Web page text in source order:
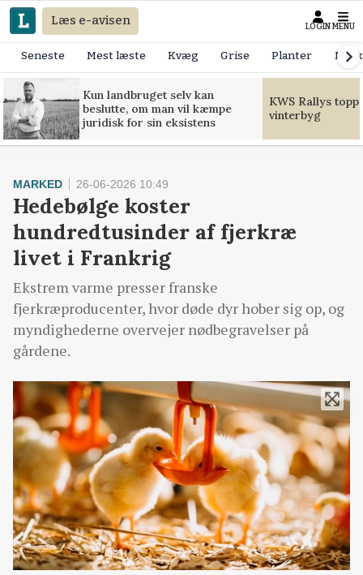
Læs e-avisen LOGIN MENU
Seneste Mest læste Kvæg Grise Planter
Kun landbruget selv kan
beslutte, om man vil kæmpe
juridisk for sin eksistens
KWS Rallys
vinterbyg
MARKED 26-06-2026 10:49
Hedebølge koster
hundredtusinder af fjerkræ
livet i Frankrig
Ekstrem varme presser franske
fjerkræproducenter, hvor døde dyr hober sig op, og
myndighederne overvejer nødbegravelser på
gårdene.